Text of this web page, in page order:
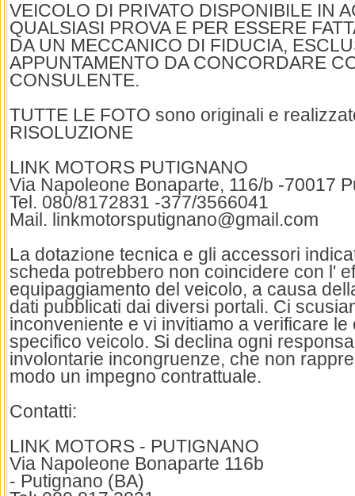
VEICOLO DI PRIVATO DISPONIBILE IN
QUALSIASI PROVA E PER ESSERE
DA UN MECCANICO DI FIDUCIA,
APPUNTAMENTO DA CONCORDARE
CONSULENTE.
TUTTE LE FOTO sono originali e
RISOLUZIONE
LINK MOTORS PUTIGNANO
Via Napoleone Bonaparte, 116/b -70017
Tel. 080/8172831 -377/3566041
Mail. linkmotorsputignano@gmail.com
La dotazione tecnica e gli accessori
scheda potrebbero non coincidere con l'
equipaggiamento del veicolo, a causa
dati pubblicati dai diversi portali. Ci
inconveniente e vi invitiamo a verificare
specifico veicolo. Si declina ogni
involontarie incongruenze, che non
modo un impegno contrattuale.
Contatti:
LINK MOTORS - PUTIGNANO
Via Napoleone Bonaparte 116b
- Putignano (BA)